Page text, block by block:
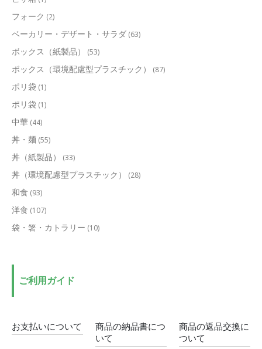
フォーク (2)
ベーカリー・デザート・サラダ (63)
ボックス（紙製品） (53)
ボックス（環境配慮型プラスチック） (87)
ポリ袋 (1)
ポリ袋 (1)
中華 (44)
丼・麺 (55)
丼（紙製品） (33)
丼（環境配慮型プラスチック） (28)
和食 (93)
洋食 (107)
袋・箸・カトラリー (10)
ご利用ガイド
お支払いについて
商品の納品書につ
いて
商品の返品交換に
ついて